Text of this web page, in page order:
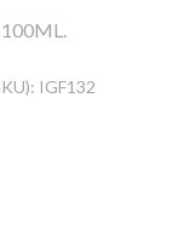
IGF132